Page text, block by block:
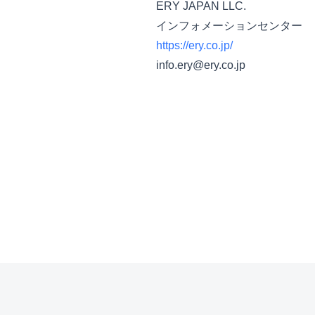
ERY JAPAN LLC.
インフォメーションセンター
https://ery.co.jp/
info.ery@ery.co.jp